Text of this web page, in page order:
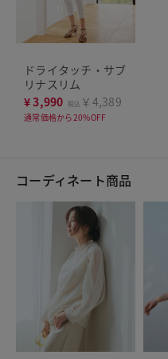
ドライタッチ・サブ
リナスリム
¥3,990 税込 ￥4,389
通常価格から20%OFF
コーディネート商品